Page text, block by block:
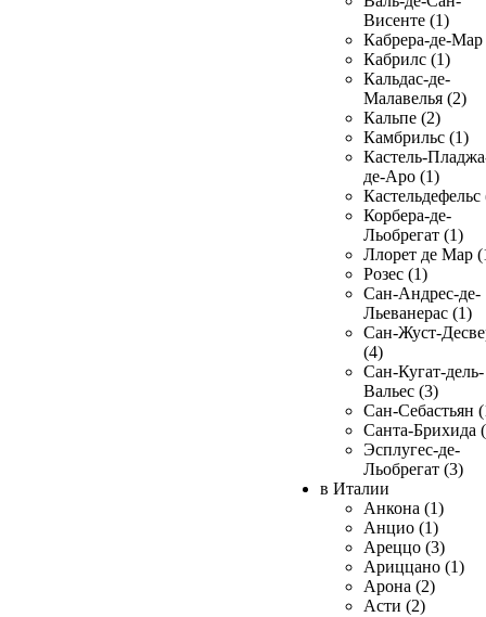
Висенте (1)
Кабрера-де-Мар
Кабрилс (1)
Кальдас-де-
Малавелья (2)
Кальпе (2)
Камбрильс (1)
Кастель-
де-Аро (1)
Кастельдефельс
Корбера-де-
Льобрегат (1)
Ллорет де Мар
Розес (1)
Сан-Андрес-де-
Льеванерас (1)
Сан-Жуст-
(4)
Сан-Кугат-дель-
Вальес (3)
Сан-Себастьян
Санта-Брихида
Эсплугес-де-
Льобрегат (3)
в Италии
Анкона (1)
Анцио (1)
Ареццо (3)
Ариццано (1)
Арона (2)
Асти (2)